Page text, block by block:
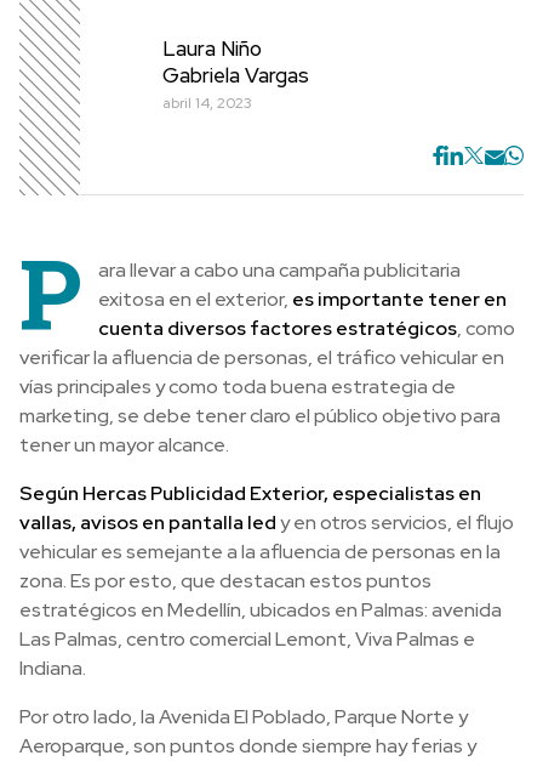
Laura Niño
Gabriela Vargas
abril 14, 2023
P
ara llevar a cabo una campaña publicitaria
exitosa en el exterior, es importante tener en
cuenta diversos factores estratégicos, como
verificar la afluencia de personas, el tráfico vehicular en
vías principales y como toda buena estrategia de
marketing, se debe tener claro el público objetivo para
tener un mayor alcance.
Según Hercas Publicidad Exterior, especialistas en
vallas, avisos en pantalla ledy en otros servicios, el flujo
vehicular es semejante a la afluencia de personas en la
zona. Es por esto, que destacan estos puntos
estratégicos en Medellín, ubicados en Palmas: avenida
Las Palmas, centro comercial Lemont, Viva Palmas e
Indiana.
Por otro lado, la Avenida El Poblado, Parque Norte y
Aeroparque, son puntos donde siempre hay ferias y